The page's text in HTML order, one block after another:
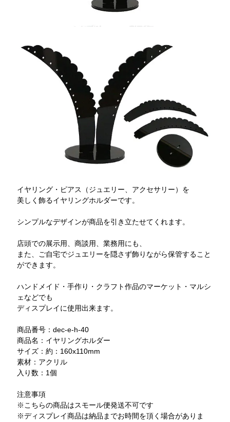
イヤリング・ピアス（ジュエリー、アクセサリー）を
美しく飾るイヤリングホルダーです。
シンプルなデザインが商品を引き立たせてくれます。
店頭での展示用、商談用、業務用にも、
また、ご自宅でジュエリーを隠さず飾りながら保管すること
ができます。
ハンドメイド・手作り・クラフト作品のマーケット・マルシ
ェなどでも
ディスプレイに使用出来ます。
商品番号：dec-e-h-40
商品名：イヤリングホルダー
サイズ：約：160x110mm
素材：アクリル
入り数：1個
注意事項
※こちらの商品はスモール便発送不可です
※ディスプレイ商品は納品までお時間を頂く場合がありま